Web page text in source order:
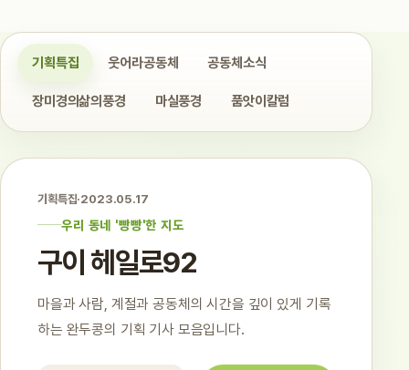
기획특집 웃어라공동체 공동체소식
장미경의삶의풍경 마실풍경 품앗이칼럼
기획특집·2023.05.17
우리 동네 '빵빵'한 지도
구이 헤일로92
마을과 사람, 계절과 공동체의 시간을 깊이 있게 기록
하는 완두콩의 기획 기사 모음입니다.